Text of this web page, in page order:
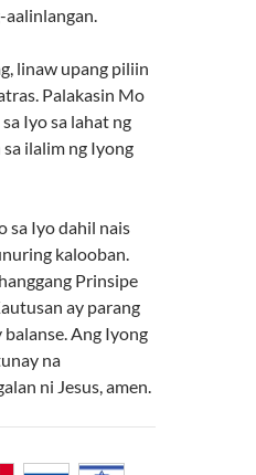
aalinlangan.
linaw upang piliin
Palakasin Mo
Iyo sa lahat ng
sa ilalim ng Iyong
sa Iyo dahil nais
kalooban.
Prinsipe
ay parang
Ang Iyong
na
ni Jesus, amen.